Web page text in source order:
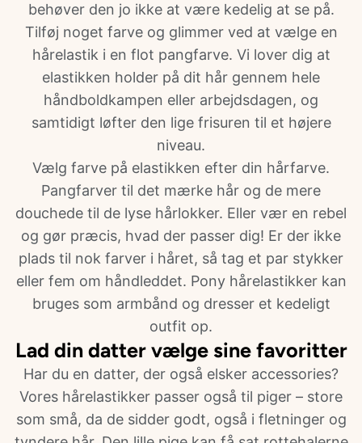
behøver den jo ikke at være kedelig at se på.
Tilføj noget farve og glimmer ved at vælge en
hårelastik i en flot pangfarve. Vi lover dig at
elastikken holder på dit hår gennem hele
håndboldkampen eller arbejdsdagen, og
samtidigt løfter den lige frisuren til et højere
niveau.
Vælg farve på elastikken efter din hårfarve.
Pangfarver til det mærke hår og de mere
douchede til de lyse hårlokker. Eller vær en rebel
og gør præcis, hvad der passer dig! Er der ikke
plads til nok farver i håret, så tag et par stykker
eller fem om håndleddet. Pony hårelastikker kan
bruges som armbånd og dresser et kedeligt
outfit op.
Lad din datter vælge sine favoritter
Har du en datter, der også elsker accessories?
Vores hårelastikker passer også til piger – store
som små, da de sidder godt, også i fletninger og